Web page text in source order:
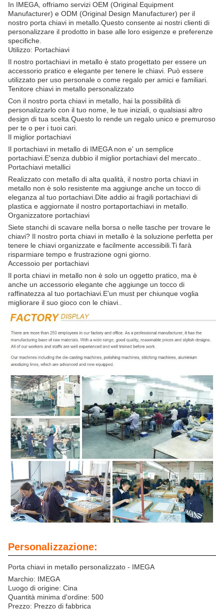
In IMEGA, offriamo servizi OEM (Original Equipment
Manufacturer) e ODM (Original Design Manufacturer) per il
nostro porta chiavi in metallo.Questo consente ai nostri clienti di
personalizzare il prodotto in base alle loro esigenze e preferenze
specifiche.
Utilizzo: Portachiavi
Il nostro portachiavi in metallo è stato progettato per essere un
accessorio pratico e elegante per tenere le chiavi. Può essere
utilizzato per uso personale o come regalo per amici e familiari.
Tenitore chiavi in metallo personalizzato
Con il nostro porta chiavi in metallo, hai la possibilità di
personalizzarlo con il tuo nome, le tue iniziali, o qualsiasi altro
design di tua scelta.Questo lo rende un regalo unico e premuroso
per te o per i tuoi cari.
Il miglior portachiavi
Il portachiavi in metallo di IMEGA non e' un semplice
portachiavi.E'senza dubbio il miglior portachiavi del mercato..
Portachiavi metallici
Realizzato con metallo di alta qualità, il nostro porta chiavi in
metallo non è solo resistente ma aggiunge anche un tocco di
eleganza al tuo portachiavi.Dite addio ai fragili portachiavi di
plastica e aggiornate il nostro portaportachiavi in metallo.
Organizzatore portachiavi
Siete stanchi di scavare nella borsa o nelle tasche per trovare le
chiavi? Il nostro porta chiavi in metallo è la soluzione perfetta per
tenere le chiavi organizzate e facilmente accessibili.Ti farà
risparmiare tempo e frustrazione ogni giorno.
Accessoio per portachiavi
Il porta chiavi in metallo non è solo un oggetto pratico, ma è
anche un accessorio elegante che aggiunge un tocco di
raffinatezza al tuo portachiavi.E'un must per chiunque voglia
migliorare il suo gioco con le chiavi..
Personalizzazione:
Porta chiavi in metallo personalizzato - IMEGA
Marchio: IMEGA
Luogo di origine: Cina
Quantità minima d'ordine: 500
Prezzo: Prezzo di fabbrica